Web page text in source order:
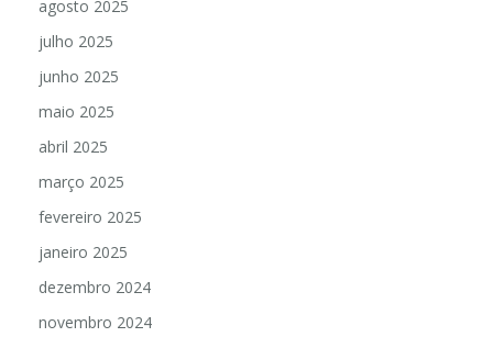
agosto 2025
julho 2025
junho 2025
maio 2025
abril 2025
março 2025
fevereiro 2025
janeiro 2025
dezembro 2024
novembro 2024